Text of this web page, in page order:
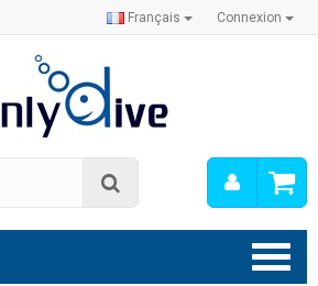
Connexion
Français
Mon